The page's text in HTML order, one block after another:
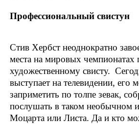
Профессиональный свистун
Стив Хербст неоднократно
места на мировых чемпионатах
художественному свисту.
выступает на телевидении, его
заприметить по толпе зевак,
послушать в таком необычном
Моцарта или Листа. Да и кто